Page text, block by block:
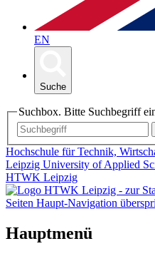
EN
Suche
Suchbox. Bitte Suchbegriff
Hochschule für Technik,
Leipzig University of Applied
HTWK Leipzig
Seiten Haupt-Navigation
Hauptmenü